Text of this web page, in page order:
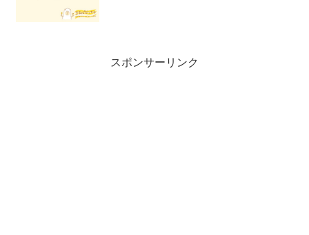
スポンサーリンク